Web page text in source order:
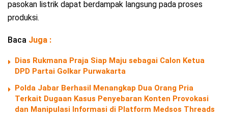
pasokan listrik dapat berdampak langsung pada proses
produksi.
Baca Juga :
Dias Rukmana Praja Siap Maju sebagai Calon Ketua
DPD Partai Golkar Purwakarta
Polda Jabar Berhasil Menangkap Dua Orang Pria
Terkait Dugaan Kasus Penyebaran Konten Provokasi
dan Manipulasi Informasi di Platform Medsos Threads